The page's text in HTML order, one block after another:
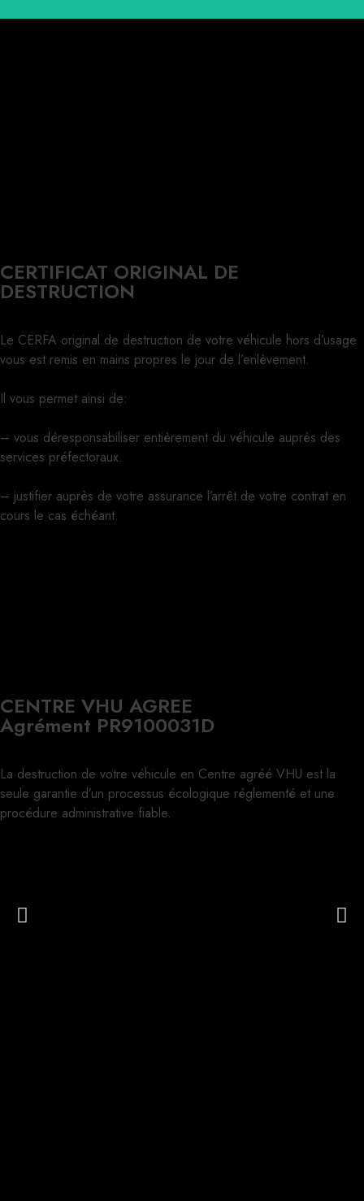
CERTIFICAT ORIGINAL DE
DESTRUCTION
Le CERFA original de destruction de votre véhicule hors d’usage
vous est remis en mains propres le jour de l’enlèvement.
Il vous permet ainsi de:
– vous déresponsabiliser entièrement du véhicule auprès des
services préfectoraux.
– justifier auprès de votre assurance l’arrêt de votre contrat en
cours le cas échéant.
CENTRE VHU AGREE
Agrément PR9100031D
La destruction de votre véhicule en Centre agréé VHU est la
seule garantie d’un processus écologique réglementé et une
procédure administrative fiable.